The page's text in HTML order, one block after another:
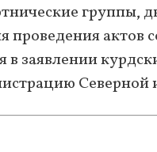
группы,
проведения актов
в заявлении
Северной